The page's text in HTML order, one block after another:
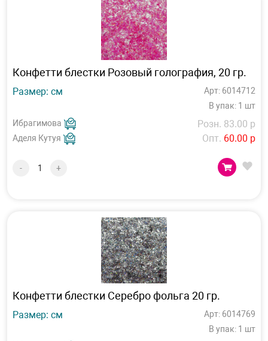
Конфетти блестки Розовый голография, 20 гр.
Размер: см
Арт: 6014712
В упак: 1 шт
Ибрагимова
Аделя Кутуя
Розн. 83.00 р
Опт. 60.00 р
- +
Конфетти блестки Серебро фольга 20 гр.
Размер: см
Арт: 6014769
В упак: 1 шт